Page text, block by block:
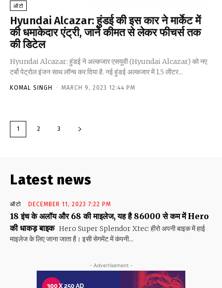
ऑटो
Hyundai Alcazar: हुंडई की इस कार ने मार्केट में
की धमाकेदार एंट्री, जानें कीमत से लेकर फीचर्स तक
की डिटेल
Hyundai Alcazar: हुंडई ने अल्कजार एसयूवी (Hyundai Alcazar) को नए
टर्बो पेट्रोल इंजन साथ लॉन्च कर दिया है. नई हुंडई अल्कजार में 1.5 लीटर...
KOMAL SINGH - MARCH 9, 2023 12:44 PM
1 2 3
Latest news
ऑटो DECEMBER 11, 2023 7:22 PM
18 इंच के अलॉय और 68 की माइलेज, यह है 86000 से कम में Hero
की धाकड़ बाइक Hero Super Splendor Xtec: हीरो अपनी बाइक में हाई
माइलेज के लिए जाना जाता है। इसी सेगमेंट में कंपनी...
- Advertisement -